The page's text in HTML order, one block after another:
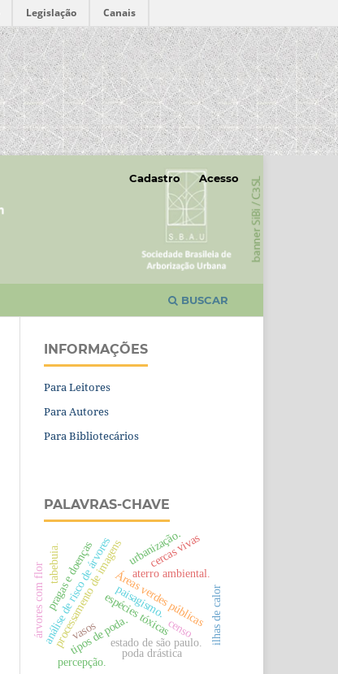
Legislação Canais
BUSCAR
Cadastro Acesso
INFORMAÇÕES
Para Leitores
Para Autores
Para Bibliotecários
PALAVRAS-CHAVE
Áreas verdes públicas
processamento de imagensespécies tóxicas
estado de são paulo.
tipos de poda.
análise de risco de árvorespaisagismo.
aterro ambiental.
censo
árvores com flor
urbanização.
poda drástica
pragas e doenças
ilhas de calor
percepção.
vasos
cercas vivas
tabebuia.